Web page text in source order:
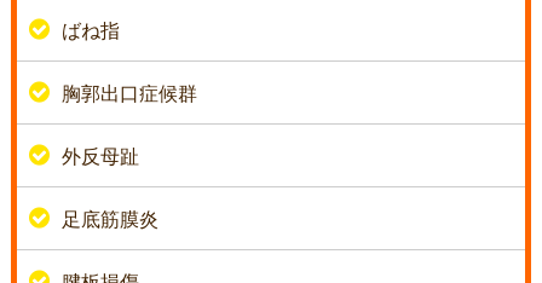
ばね指
胸郭出口症候群
外反母趾
足底筋膜炎